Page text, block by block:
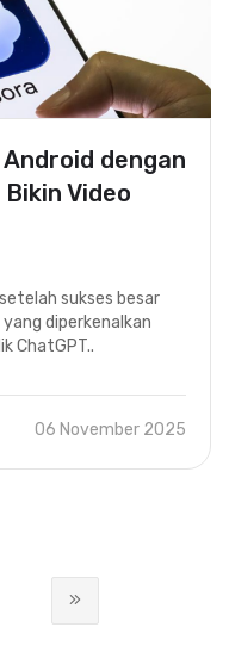
dengan
Video
sukses besar
diperkenalkan
ChatGPT..
06 November 2025